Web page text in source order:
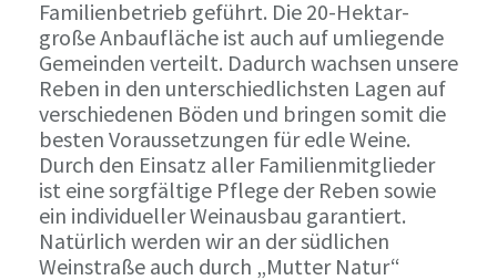
Familienbetrieb geführt. Die 20-Hektar-
große Anbaufläche ist auch auf umliegende
Gemeinden verteilt. Dadurch wachsen unsere
Reben in den unterschiedlichsten Lagen auf
verschiedenen Böden und bringen somit die
besten Voraussetzungen für edle Weine.
Durch den Einsatz aller Familienmitglieder
ist eine sorgfältige Pflege der Reben sowie
ein individueller Weinausbau garantiert.
Natürlich werden wir an der südlichen
Weinstraße auch durch „Mutter Natur“